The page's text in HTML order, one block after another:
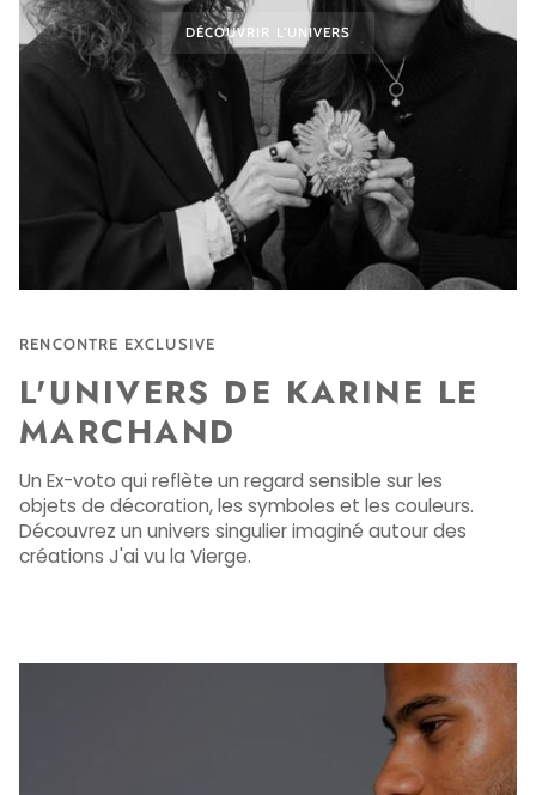
RENCONTRE EXCLUSIVE
L'UNIVERS DE KARINE LE
MARCHAND
Un Ex-voto qui reflète un regard sensible sur les
objets de décoration, les symboles et les couleurs.
Découvrez un univers singulier imaginé autour des
créations J'ai vu la Vierge.
DÉCOUVRIR L'UNIVERS